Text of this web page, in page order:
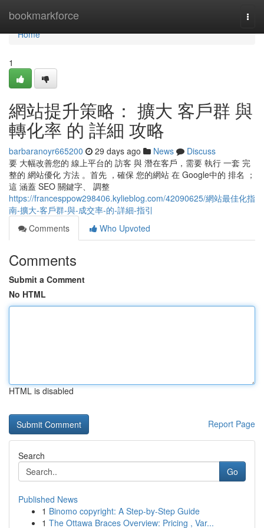
bookmarkforce
Home
Home
1
網站提升策略： 擴大 客戶群 與
轉化率 的 詳細 攻略
barbaranoyr665200 29 days ago News
Discuss
要 大幅改善您的 線上平台的 訪客 與 潛在客戶，需要 執行 一套 完
整的 網站優化 方法 。首先 ，確保 您的網站 在 Google中的 排名 ；
這 涵蓋 SEO 關鍵字、 調整
https://francesppow298406.kylieblog.com/42090625/網站最佳化指
南-擴大-客戶群-與-成交率-的-詳細-指引
Comments
Who Upvoted
Comments
Submit a Comment
No HTML
HTML is disabled
Report Page
Search
Go
Published News
1 Binomo copyright: A Step-by-Step Guide
1 The Ottawa Braces Overview: Pricing , Var...